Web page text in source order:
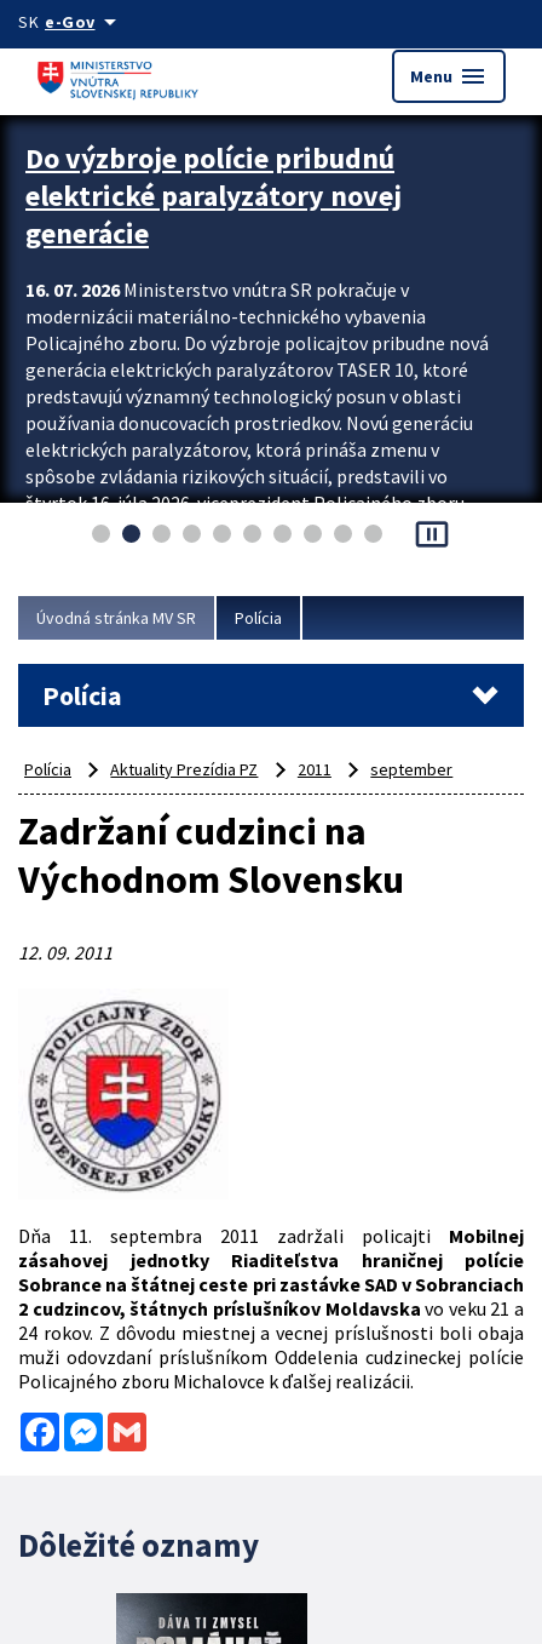
Preskocit na hlavný obsah
SK e-Govarrow_drop_down
Menu menu
Zastavit automatický posun upútavok
Do výzbroje polície pribudnú
elektrické paralyzátory novej
generácie
16. 07. 2026Ministerstvo vnútra SR pokračuje v
modernizácii materiálno-technického vybavenia
Policajného zboru. Do výzbroje policajtov pribudne nová
generácia elektrických paralyzátorov TASER 10, ktoré
predstavujú významný technologický posun v oblasti
používania donucovacích prostriedkov. Novú generáciu
elektrických paralyzátorov, ktorá prináša zmenu v
spôsobe zvládania rizikových situácií, predstavili vo
štvrtok 16. júla 2026 viceprezident Policajného zboru
Rastislav Polakovič a riaditeľ odboru výcviku...
pause_presentation
Úvodná stránka MV SR Polícia
Polícia
Polícia Aktuality Prezídia PZ 2011 september
Zadržaní cudzinci na
Východnom Slovensku
12. 09. 2011
Dňa 11. septembra 2011 zadržali policajti Mobilnej
zásahovej jednotky Riaditeľstva hraničnej polície
Sobrance na štátnej ceste pri zastávke SAD v Sobranciach
2 cudzincov, štátnych príslušníkov Moldavska vo veku 21 a
24 rokov. Z dôvodu miestnej a vecnej príslušnosti boli obaja
muži odovzdaní príslušníkom Oddelenia cudzineckej polície
Policajného zboru Michalovce k ďalšej realizácii.
FacebookMessenger
Dôležité oznamy